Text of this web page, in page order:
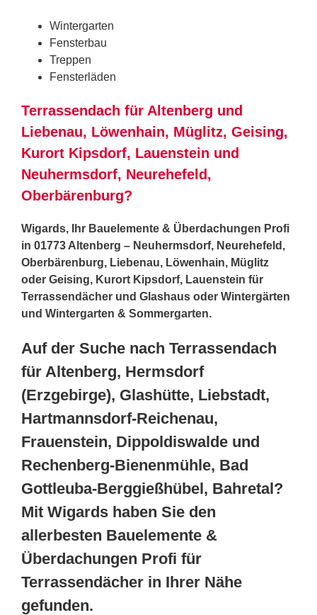
Wintergarten
Fensterbau
Treppen
Fensterläden
Terrassendach für Altenberg und
Liebenau, Löwenhain, Müglitz, Geising,
Kurort Kipsdorf, Lauenstein und
Neuhermsdorf, Neurehefeld,
Oberbärenburg?
Wigards, Ihr Bauelemente & Überdachungen Profi
in 01773 Altenberg – Neuhermsdorf, Neurehefeld,
Oberbärenburg, Liebenau, Löwenhain, Müglitz
oder Geising, Kurort Kipsdorf, Lauenstein für
Terrassendächer und Glashaus oder Wintergärten
und Wintergarten & Sommergarten.
Auf der Suche nach Terrassendach
für Altenberg, Hermsdorf
(Erzgebirge), Glashütte, Liebstadt,
Hartmannsdorf-Reichenau,
Frauenstein, Dippoldiswalde und
Rechenberg-Bienenmühle, Bad
Gottleuba-Berggießhübel, Bahretal?
Mit Wigards haben Sie den
allerbesten Bauelemente &
Überdachungen Profi für
Terrassendächer in Ihrer Nähe
gefunden.